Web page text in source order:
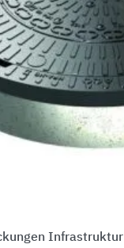
Infrastruktur